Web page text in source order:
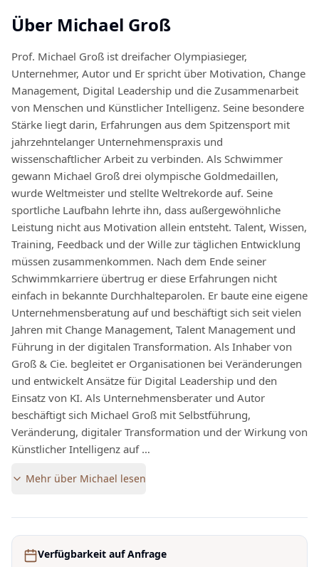
Über Michael Groß
Prof. Michael Groß ist dreifacher Olympiasieger,
Unternehmer, Autor und Er spricht über Motivation, Change
Management, Digital Leadership und die Zusammenarbeit
von Menschen und Künstlicher Intelligenz. Seine besondere
Stärke liegt darin, Erfahrungen aus dem Spitzensport mit
jahrzehntelanger Unternehmenspraxis und
wissenschaftlicher Arbeit zu verbinden. Als Schwimmer
gewann Michael Groß drei olympische Goldmedaillen,
wurde Weltmeister und stellte Weltrekorde auf. Seine
sportliche Laufbahn lehrte ihn, dass außergewöhnliche
Leistung nicht aus Motivation allein entsteht. Talent, Wissen,
Training, Feedback und der Wille zur täglichen Entwicklung
müssen zusammenkommen. Nach dem Ende seiner
Schwimmkarriere übertrug er diese Erfahrungen nicht
einfach in bekannte Durchhalteparolen. Er baute eine eigene
Unternehmensberatung auf und beschäftigt sich seit vielen
Jahren mit Change Management, Talent Management und
Führung in der digitalen Transformation. Als Inhaber von
Groß & Cie. begleitet er Organisationen bei Veränderungen
und entwickelt Ansätze für Digital Leadership und den
Einsatz von KI. Als Unternehmensberater und Autor
beschäftigt sich Michael Groß mit Selbstführung,
Veränderung, digitaler Transformation und der Wirkung von
Künstlicher Intelligenz auf …
Mehr über Michael lesen
Verfügbarkeit auf Anfrage